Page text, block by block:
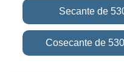
Secante de
Cosecante de